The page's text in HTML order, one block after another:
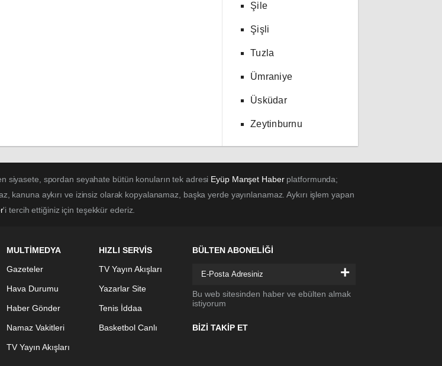
Şile
Şişli
Tuzla
Ümraniye
Üsküdar
Zeytinburnu
siyasete, spordan seyahate bütün konuların tek adresi Eyüp Manşet Haber platformunda;
kanuna aykırı ve izinsiz olarak kopyalanamaz, başka yerde yayınlanamaz. Aykırı işlem yapan
'i tercih ettiğiniz için teşekkür ederiz.
MULTİMEDYA
Gazeteler
Hava Durumu
Haber Gönder
Namaz Vakitleri
TV Yayın Akışları
HIZLI SERVİS
TV Yayın Akışları
Yazarlar Site
Tenis İddaa
Basketbol Canlı
BÜLTEN ABONELİĞİ
+
Bu web sitesinden haber ve ebülten almak
istiyorum
BİZİ TAKİP ET